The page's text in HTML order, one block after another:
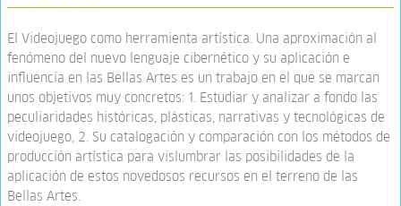
El Videojuego como herramienta artística. Una aproximación al
fenómeno del nuevo lenguaje cibernético y su aplicación e
influencia en las Bellas Artes es un trabajo en el que se marcan
unos objetivos muy concretos: 1. Estudiar y analizar a fondo las
peculiaridades históricas, plásticas, narrativas y tecnológicas de
videojuego, 2. Su catalogación y comparación con los métodos de
producción artística para vislumbrar las posibilidades de la
aplicación de estos novedosos recursos en el terreno de las
Bellas Artes.